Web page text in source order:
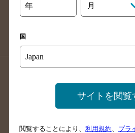
大分県のバー検索
熊
掲載店舗様ログ
年 月
国
サイトを閲覧
閲覧することにより、 利用規約 プラ